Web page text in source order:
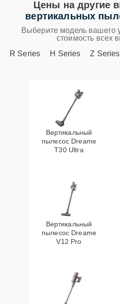
Цены на другие
вертикальных
Выберите модель вашего
стоимость всех
R Series
H Series Z Series
Вертикальный
пылесос Dreame
T30 Ultra
Вертикальный
пылесос Dreame
V12 Pro